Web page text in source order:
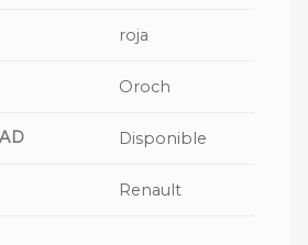
roja
Oroch
Disponible
Renault